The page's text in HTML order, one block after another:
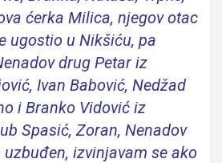
ćerka Milica, njegov otac
ugostio u Nikšiću, pa
drug Petar iz
Ivan Babović, Nedžad
i Branko Vidović iz
Spasić, Zoran, Nenadov
izvinjavam se ako